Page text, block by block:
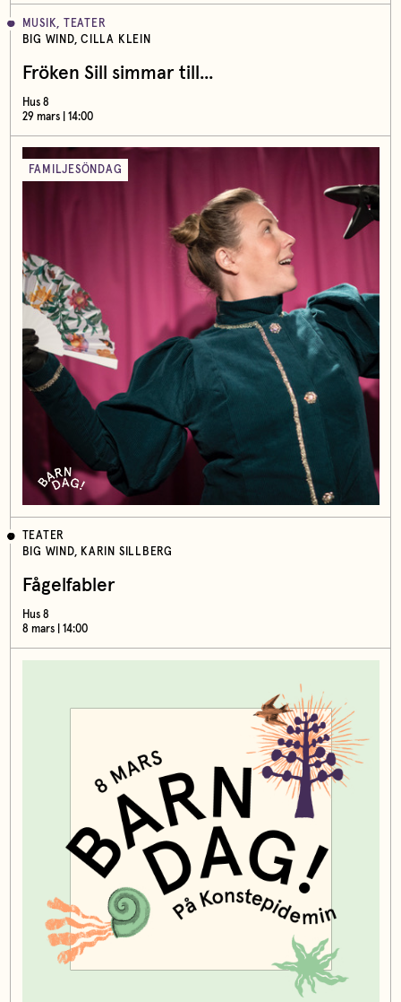
MUSIK, TEATER
BIG WIND, CILLA KLEIN
Fröken Sill simmar till...
Hus 8
29 mars | 14:00
FAMILJESÖNDAG
TEATER
BIG WIND, KARIN SILLBERG
Fågelfabler
Hus 8
8 mars | 14:00